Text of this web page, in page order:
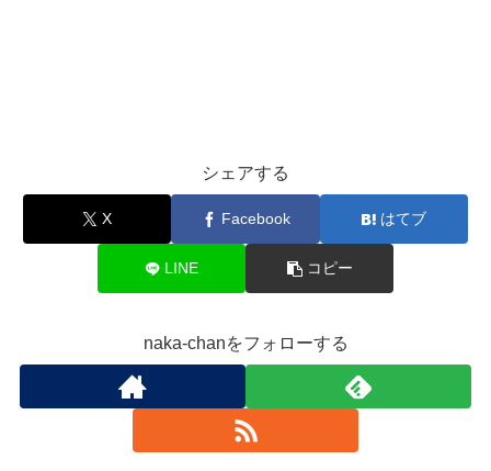
シェアする
X Facebook はてブ
LINE コピー
naka-chanをフォローする